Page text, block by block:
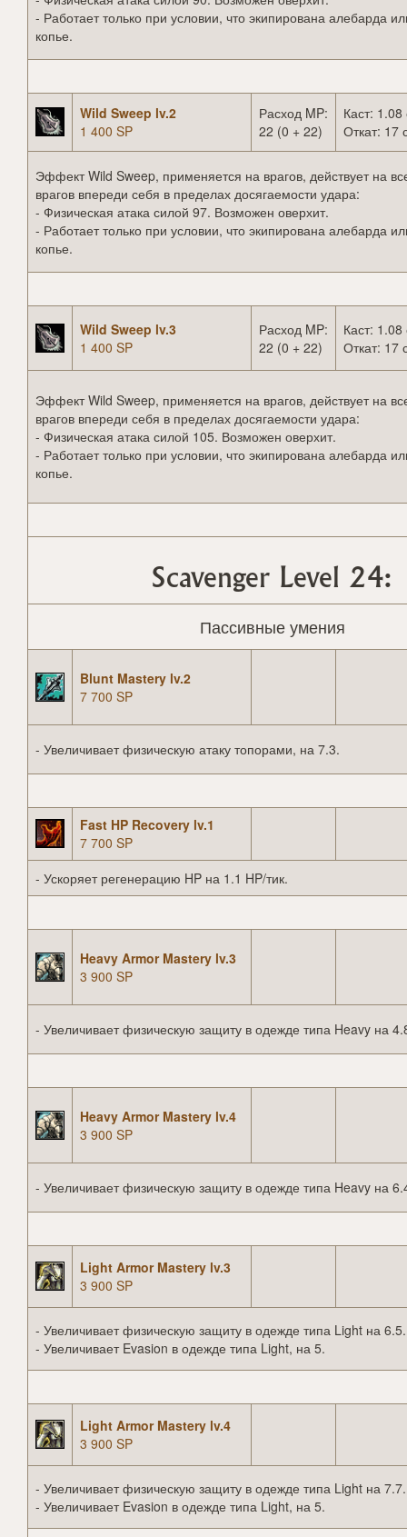
- Работает только при условии, что экипирована алебарда
копье.
Wild Sweep lv.2
1 400 SP
Расход MP:
22 (0 + 22)
Каст: 1.08
Откат: 17
Эффект Wild Sweep, применяется на врагов, действует на
врагов впереди себя в пределах досягаемости удара:
- Физическая атака силой 97. Возможен оверхит.
- Работает только при условии, что экипирована алебарда
копье.
Wild Sweep lv.3
1 400 SP
Расход MP:
22 (0 + 22)
Каст: 1.08
Откат: 17
Эффект Wild Sweep, применяется на врагов, действует на
врагов впереди себя в пределах досягаемости удара:
- Физическая атака силой 105. Возможен оверхит.
- Работает только при условии, что экипирована алебарда
копье.
Scavenger Level 24:
Пассивные умения
Blunt Mastery lv.2
7 700 SP
- Увеличивает физическую атаку топорами, на 7.3.
Fast HP Recovery lv.1
7 700 SP
- Ускоряет регенерацию HP на 1.1 HP/тик.
Heavy Armor Mastery lv.3
3 900 SP
- Увеличивает физическую защиту в одежде типа Heavy на
Heavy Armor Mastery lv.4
3 900 SP
- Увеличивает физическую защиту в одежде типа Heavy на
Light Armor Mastery lv.3
3 900 SP
- Увеличивает физическую защиту в одежде типа Light на 6.5.
- Увеличивает Evasion в одежде типа Light, на 5.
Light Armor Mastery lv.4
3 900 SP
- Увеличивает физическую защиту в одежде типа Light на 7.7.
- Увеличивает Evasion в одежде типа Light, на 5.